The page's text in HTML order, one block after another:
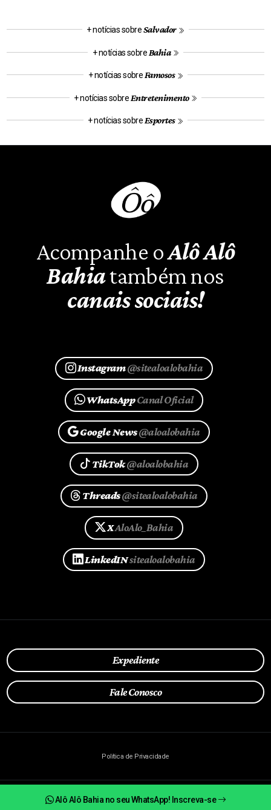
Alô Alô Bahia no seu WhatsApp! Inscreva-se
+ notícias sobreSalvador
+ notícias sobre Bahia
+ notícias sobreFamosos
+ notícias sobre Entretenimento
+ notícias sobreEsportes
Acompanhe oAlô Alô
Bahiatambém nos
canais sociais!
Instagram@sitealoalobahia
WhatsAppCanal Oficial
Google News@aloalobahia
TikTok@aloalobahia
Threads@sitealoalobahia
XAloAlo_Bahia
LinkedINsitealoalobahia
Expediente
Fale Conosco
Política de Privacidade
© Todos os direitos reservados.